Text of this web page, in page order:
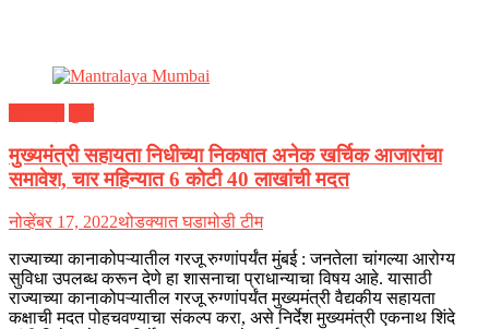
मुख्यमंत्री सहायता निधीच्या निकषात अनेक खर्चिक आजारांचा
समावेश, चार महिन्यात 6 कोटी 40 लाखांची मदत
नोव्हेंबर 17, 2022थोडक्यात घडामोडी टीम
राज्याच्या कानाकोपऱ्यातील गरजू रुग्णांपर्यंत मुंबई : जनतेला चांगल्या आरोग्य
सुविधा उपलब्ध करून देणे हा शासनाचा प्राधान्याचा विषय आहे. यासाठी
राज्याच्या कानाकोपऱ्यातील गरजू रुग्णांपर्यंत मुख्यमंत्री वैद्यकीय सहायता
कक्षाची मदत पोहचवण्याचा संकल्प करा, असे निर्देश मुख्यमंत्री एकनाथ शिंदे